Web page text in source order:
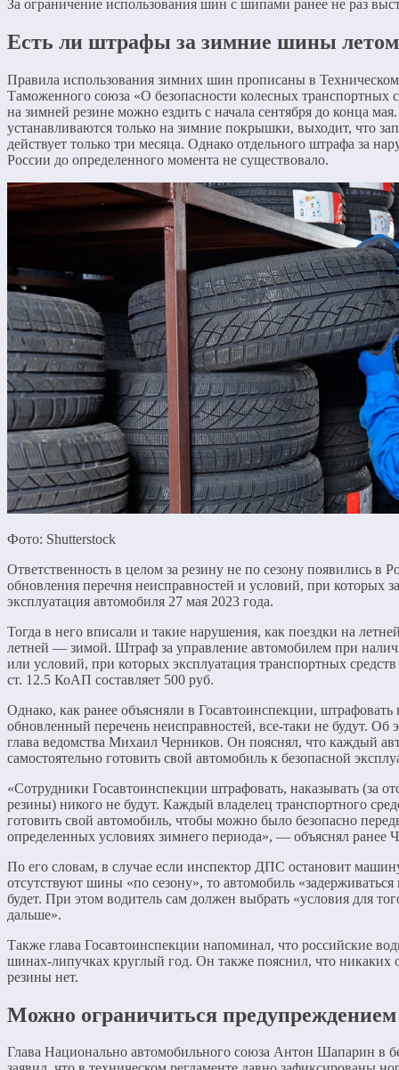
За ограничение использования шин с шипами ранее не раз
Есть ли штрафы за зимние шины летом
Правила использования зимних шин прописаны в Техническом
Таможенного союза «О безопасности колесных транспортных
на зимней резине можно ездить с начала сентября до конца
устанавливаются только на зимние покрышки, выходит, что
действует только три месяца. Однако отдельного штрафа за
России до определенного момента не существовало.
Фото: Shutterstock
Ответственность в целом за резину не по сезону появились в
обновления перечня неисправностей и условий, при которых
эксплуатация автомобиля 27 мая 2023 года.
Тогда в него вписали и такие нарушения, как поездки на
летней — зимой. Штраф за управление автомобилем при
или условий, при которых эксплуатация транспортных средств
ст. 12.5 КоАП составляет 500 руб.
Однако, как ранее объясняли в Госавтоинспекции, штрафовать
обновленный перечень неисправностей, все-таки не будут. Об
глава ведомства Михаил Черников. Он пояснял, что каждый
самостоятельно готовить свой автомобиль к безопасной
«Сотрудники Госавтоинспекции штрафовать, наказывать (за
резины) никого не будут. Каждый владелец транспортного
готовить свой автомобиль, чтобы можно было безопасно
определенных условиях зимнего периода», — объяснял ранее
По его словам, в случае если инспектор ДПС остановит
отсутствуют шины «по сезону», то автомобиль «задерживаться
будет. При этом водитель сам должен выбрать «условия для
дальше».
Также глава Госавтоинспекции напоминал, что российские
шинах-липучках круглый год. Он также пояснил, что никаких
резины нет.
Можно ограничиться предупреждением
Глава Национально автомобильного союза Антон Шапарин в